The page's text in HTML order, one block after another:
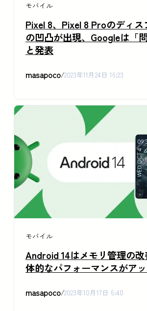
モバイル
Pixel 8、Pixel 8 Proのディ
の凹凸が出現、Googleは「問
と発表
masapoco/2023年11月24日 16:23
モバイル
Android 14はメモリ管理の
体的なパフォーマンスがア
masapoco/2023年10月17日 6:40